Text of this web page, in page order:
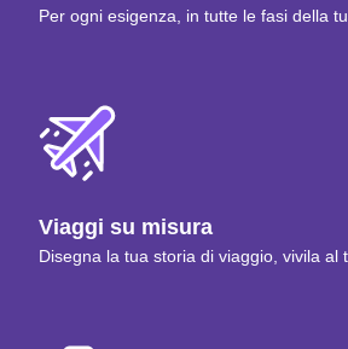
Per ogni esigenza, in tutte le fasi della
Viaggi su misura
Disegna la tua storia di viaggio, vivila al